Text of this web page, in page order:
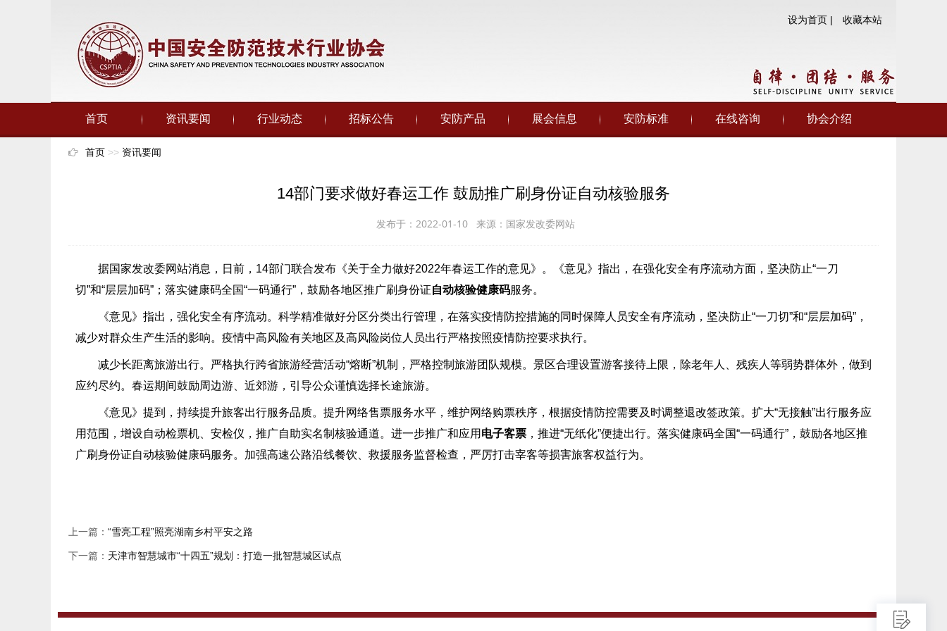
设为首页 | 收藏本站
首页 资讯要闻 行业动态 招标公告 安防产品 展会信息 安防标准 在线咨询 协会介绍
首页 >> 资讯要闻
14部门要求做好春运工作 鼓励推广刷身份证自动核验服务
发布于：2022-01-10 来源：国家发改委网站
据国家发改委网站消息，日前，14部门联合发布《关于全力做好2022年春运工作的意见》。《意见》指出，在强化安全有序流动方面，坚决防止“一刀
切”和“层层加码”；落实健康码全国“一码通行”，鼓励各地区推广刷身份证自动核验健康码服务。
《意见》指出，强化安全有序流动。科学精准做好分区分类出行管理，在落实疫情防控措施的同时保障人员安全有序流动，坚决防止“一刀切”和“层层加码”，
减少对群众生产生活的影响。疫情中高风险有关地区及高风险岗位人员出行严格按照疫情防控要求执行。
减少长距离旅游出行。严格执行跨省旅游经营活动“熔断”机制，严格控制旅游团队规模。景区合理设置游客接待上限，除老年人、残疾人等弱势群体外，做到
应约尽约。春运期间鼓励周边游、近郊游，引导公众谨慎选择长途旅游。
《意见》提到，持续提升旅客出行服务品质。提升网络售票服务水平，维护网络购票秩序，根据疫情防控需要及时调整退改签政策。扩大“无接触”出行服务应
用范围，增设自动检票机、安检仪，推广自助实名制核验通道。进一步推广和应用 电子客票 ，推进“无纸化”便捷出行。落实健康码全国“一码通行”，鼓励各地区推
广刷身份证自动核验健康码服务。加强高速公路沿线餐饮、救援服务监督检查，严厉打击宰客等损害旅客权益行为。
上一篇： “雪亮工程”照亮湖南乡村平安之路
下一篇： 天津市智慧城市“十四五”规划：打造一批智慧城区试点